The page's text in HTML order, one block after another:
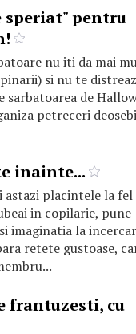
speriat" pentru
nu iti da mai
si nu te
sarbatoarea de
petreceri
inainte...
astazi placintele la fel
in copilarie,
imaginatia la
retete gustoase,
frantuzesti, cu